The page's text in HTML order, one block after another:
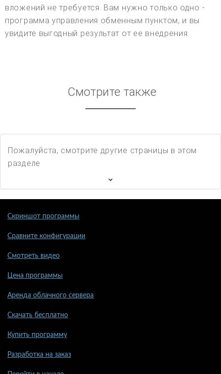
вложений не требуется. Вам нужно только одно -
программа управления обменным пунктом, и вы
увидите выгодный результат от ее внедрения.
Смотрите также
Пожалуйста, смотрите другие страницы в этом
разделе
Скриншот программы
Сравните конфигурации
Смотреть видео
Цена программы
Аренда облачного сервера
Скачать бесплатно
Купить программу
Разработка на заказ